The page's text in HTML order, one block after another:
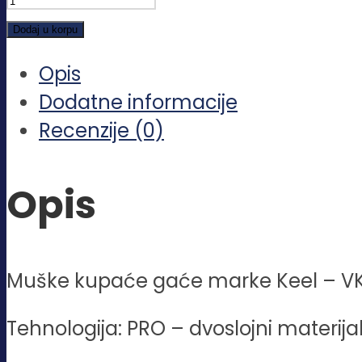
Crvena
količina
Dodaj u korpu
Opis
Dodatne informacije
Recenzije (0)
Opis
Muške kupaće gaće marke Keel –
Tehnologija: PRO – dvoslojni materijal